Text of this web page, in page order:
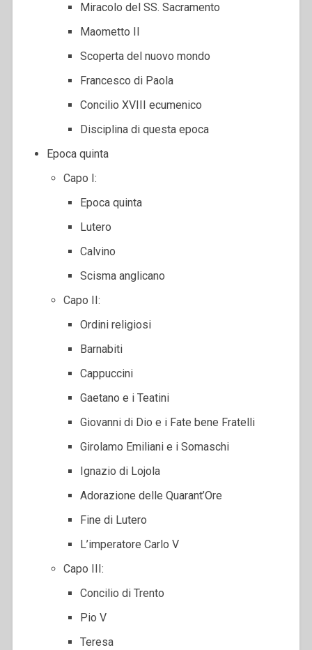
Miracolo del SS. Sacramento
Maometto II
Scoperta del nuovo mondo
Francesco di Paola
Concilio XVIII ecumenico
Disciplina di questa epoca
Epoca quinta
Capo I:
Epoca quinta
Lutero
Calvino
Scisma anglicano
Capo II:
Ordini religiosi
Barnabiti
Cappuccini
Gaetano e i Teatini
Giovanni di Dio e i Fate bene Fratelli
Girolamo Emiliani e i Somaschi
Ignazio di Lojola
Adorazione delle Quarant’Ore
Fine di Lutero
L’imperatore Carlo V
Capo III:
Concilio di Trento
Pio V
Teresa